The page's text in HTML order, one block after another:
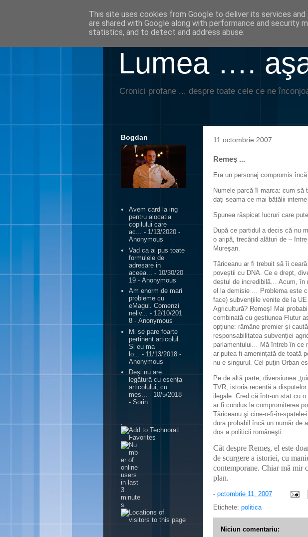
Lumea ….
Cronici profane ... despre toate cele ce ne
11 octombrie 2007
Remeş ...
Era un personaj compromis
Numele parcă îl marca: cum să
daţi seama ce mai bătălii
Spunea răspicat lucruri care
După ce partidul a decis că nu
o aripă, trecând alături de –
Mureşan.
Tăriceanu ar fi trebuit să îi
poveştii cu DNA. Ce e drept,
destul de incredibilă… Acum, în
el la demisie … Problema este
face) subvenţiile venite de la
Agricultură? Remeş! Mai
combinată cu gestiunea Flutur
opţiune: rămâne premier şi
responsabilitatea subvenţiei
parlamentului… Mă întreb în ce
ar putea fi ameninţată de toată
nu e singurul. Cel puţin Orban
Pe de altă parte, diversiunea
TVR, istoria recentă a
ilegale. Cred că într-un stat cu
ar fi condus la compromiterea
Tăriceanu şi cine-o-fi-în-
dura probabil încă un număr de
dos a politicii româneşti.
Cât despre Remeş, el este
de scurgere a istoriei, cu
contemporane. Chiar mă mir
plan.
- octombrie 11, 2007
Etichete: politica
Niciun comentariu:
Bogdan
Avem card la ing
pentru alocatia
copilului care
ac... - 1/13/2020 -
Anonymous
Vad ca ai pus toate
formulele de
adresare in
aceea...
- 10/30/20
19 - Anonymous
Am enorm de mari
probleme cu
eMagul. Comenzi
neliv... - 12/10/201
8 - Anonymous
Mi se pare foarte
pertinent articolul.
Si eu ma
lo...
- 11/13/2018 -
Anonymous
Deși nu are
legătură cu esența
articolului, cu
mes... - 10/5/2018
- Sorin
This site uses cookies from Google to deliver its services
are shared with Google along with performance and security
statistics, and to detect and address abuse.